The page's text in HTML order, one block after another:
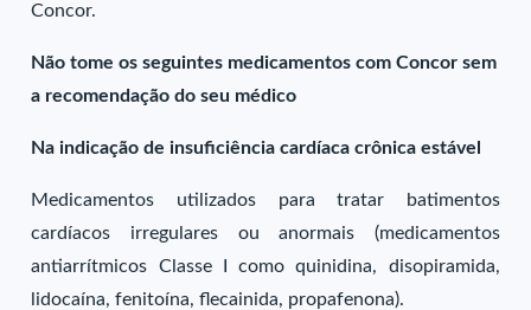
Concor.
Não tome os seguintes medicamentos com Concor sem
a recomendação do seu médico
Na indicação de insuficiência cardíaca crônica estável
Medicamentos utilizados para tratar batimentos
cardíacos irregulares ou anormais (medicamentos
antiarrítmicos Classe I como quinidina, disopiramida,
lidocaína, fenitoína, flecainida, propafenona).